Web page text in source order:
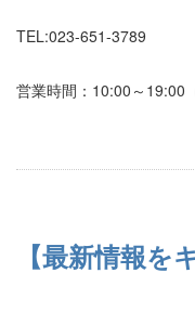
TEL:023-651-3789
営業時間：10:00～19:00
【最新情報を